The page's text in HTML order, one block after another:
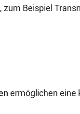
zum Beispiel
ermöglichen eine